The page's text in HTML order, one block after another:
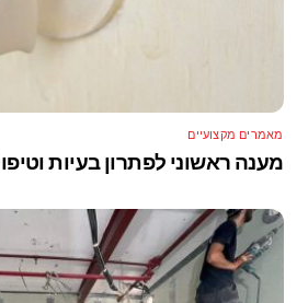
מאמרים מקצועיים
מענה ראשוני לפתרון בעיות